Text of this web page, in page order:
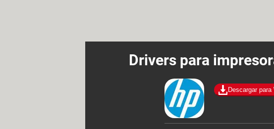
Drivers para
Descargar para